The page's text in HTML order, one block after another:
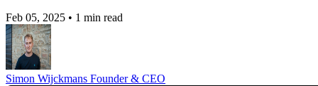
Feb 05, 2025 • 1 min read
Simon Wijckmans Founder & CEO